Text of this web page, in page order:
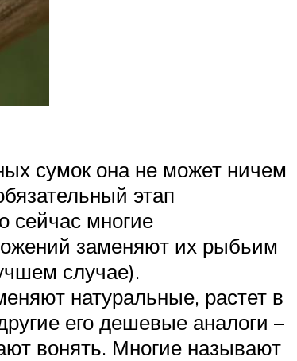
сумок она не может ничем
этап
сейчас многие
заменяют их рыбьим
случае).
натуральные, растет в
его дешевые аналоги –
вонять. Многие называют